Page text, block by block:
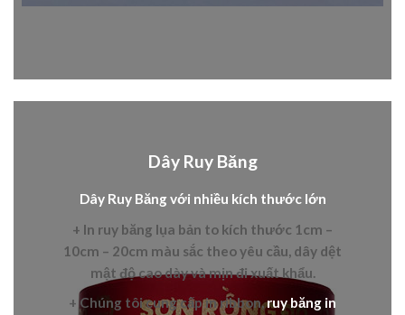
Dây Ruy Băng
Dây Ruy Băng với nhiều kích thước lớn
+ In ruy băng lụa bản to kích thước 1cm –
10cm – 20cm màu sắc theo yêu cầu, dây dệt
mật độ cao dày và mịn đi xuất khẩu.
+ Chúng tôi cung cấp inribbon,ruy băng in